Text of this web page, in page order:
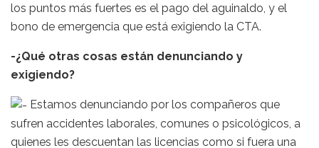
los puntos más fuertes es el pago del aguinaldo, y el
bono de emergencia que está exigiendo la CTA.
-¿Qué otras cosas están denunciando y
exigiendo?
Estamos denunciando por los compañeros que
sufren accidentes laborales, comunes o psicológicos, a
quienes les descuentan las licencias como si fuera una